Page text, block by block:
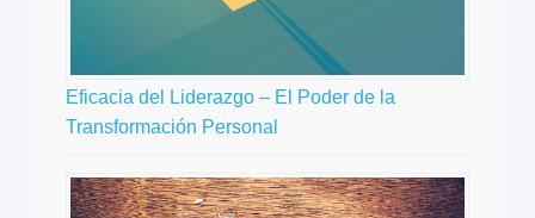
Eficacia del Liderazgo – El Poder de la
Transformación Personal